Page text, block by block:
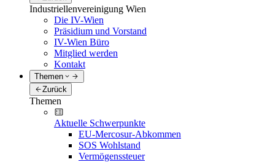
Industriellenvereinigung Wien
Die IV-Wien
Präsidium und Vorstand
IV-Wien Büro
Mitglied werden
Kontakt
Themen
Zurück
Themen
Aktuelle Schwerpunkte
EU-Mercosur-Abkommen
SOS Wohlstand
Vermögenssteuer